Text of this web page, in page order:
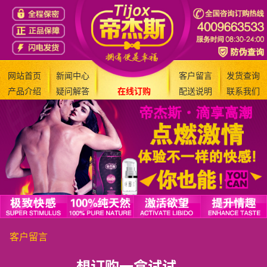
网站首页 新闻中心 客户留言
发货查询
产品介绍
疑问解答 在线订购 配送说明 联系我们
客户留言